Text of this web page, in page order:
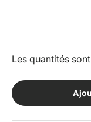
Les quantités